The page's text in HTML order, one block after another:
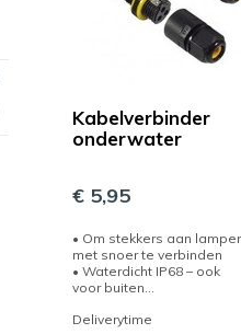
Kabelverbinder
onderwater
€ 5,95
• Om stekkers aan
met snoer te verbinden
• Waterdicht IP68 – ook
voor buiten...
Deliverytime